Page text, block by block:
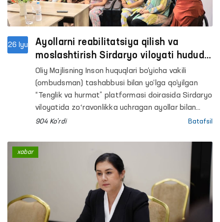
26 Iyu
Ayollarni reabilitatsiya qilish va
moslashtirish Sirdaryo viloyati hududiy
markazida uchrashuv o’tkazildi
Oliy Majlisning Inson huquqlari bo‘yicha vakili
(ombudsman) tashabbusi bilan yo‘lga qo‘yilgan
“Tenglik va hurmat” platformasi doirasida Sirdaryo
viloyatida zoʻravonlikka uchragan ayollar bilan
muloqot qilindi.
904 Ko'rdi Batafsil
xabar